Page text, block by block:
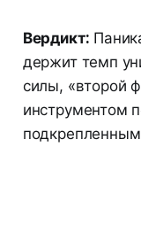
Вердикт:
держит темп
силы, «второй
инструментом